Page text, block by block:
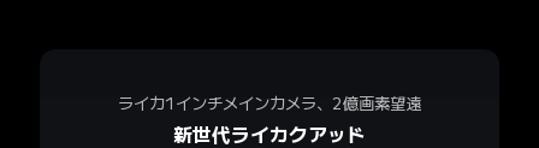
ライカ1インチメインカメラ、2億画素望遠
新世代ライカクアッド